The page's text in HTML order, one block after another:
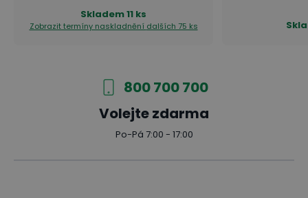
Skladem11 ks
Zobrazit termíny naskladnění dalších 75 ks
800 700 700
Volejte zdarma
Po-Pá 7:00 - 17:00